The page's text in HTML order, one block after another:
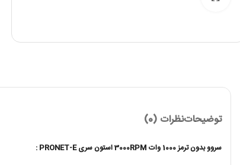
توضیحاتنظرات (0)
سروو بدون ترمز 1000 وات 3000RPM استون سری PRONET-E :